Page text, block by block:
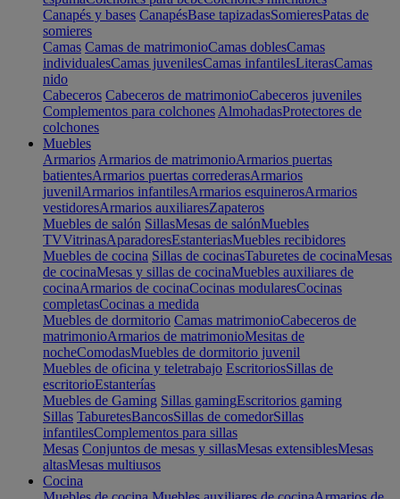
Canapés y bases CanapésBase tapizadasSomieresPatas de
somieres
Camas Camas de matrimonioCamas doblesCamas
individualesCamas juvenilesCamas infantilesLiterasCamas
nido
Cabeceros Cabeceros de matrimonioCabeceros juveniles
Complementos para colchones AlmohadasProtectores de
colchones
Muebles
Armarios Armarios de matrimonioArmarios puertas
batientesArmarios puertas correderasArmarios
juvenilArmarios infantilesArmarios esquinerosArmarios
vestidoresArmarios auxiliaresZapateros
Muebles de salón SillasMesas de salónMuebles
TVVitrinasAparadoresEstanteriasMuebles recibidores
Muebles de cocina Sillas de cocinasTaburetes de cocinaMesas
de cocinaMesas y sillas de cocinaMuebles auxiliares de
cocinaArmarios de cocinaCocinas modularesCocinas
completasCocinas a medida
Muebles de dormitorio Camas matrimonioCabeceros de
matrimonioArmarios de matrimonioMesitas de
nocheComodasMuebles de dormitorio juvenil
Muebles de oficina y teletrabajo EscritoriosSillas de
escritorioEstanterías
Muebles de Gaming Sillas gamingEscritorios gaming
Sillas TaburetesBancosSillas de comedorSillas
infantilesComplementos para sillas
Mesas Conjuntos de mesas y sillasMesas extensiblesMesas
altasMesas multiusos
Cocina